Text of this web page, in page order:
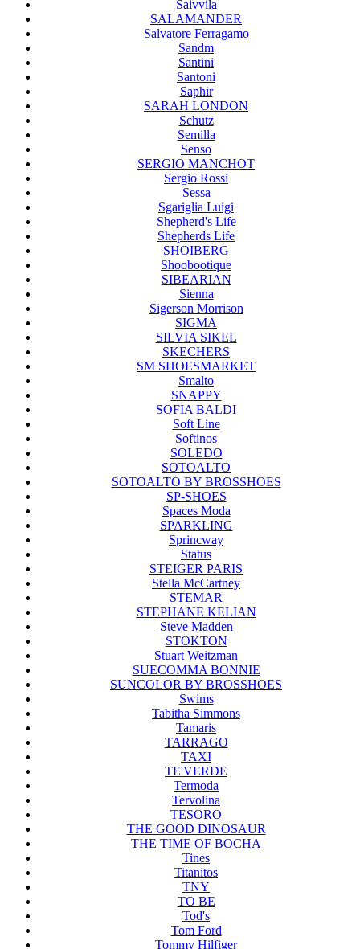
Saivvila
SALAMANDER
Salvatore Ferragamo
Sandm
Santini
Santoni
Saphir
SARAH LONDON
Schutz
Semilla
Senso
SERGIO MANCHOT
Sergio Rossi
Sessa
Sgariglia Luigi
Shepherd's Life
Shepherds Life
SHOIBERG
Shoobootique
SIBEARIAN
Sienna
Sigerson Morrison
SIGMA
SILVIA SIKEL
SKECHERS
SM SHOESMARKET
Smalto
SNAPPY
SOFIA BALDI
Soft Line
Softinos
SOLEDO
SOTOALTO
SOTOALTO BY BROSSHOES
SP-SHOES
Spaces Moda
SPARKLING
Sprincway
Status
STEIGER PARIS
Stella McCartney
STEMAR
STEPHANE KELIAN
Steve Madden
STOKTON
Stuart Weitzman
SUECOMMA BONNIE
SUNCOLOR BY BROSSHOES
Swims
Tabitha Simmons
Tamaris
TARRAGO
TAXI
TE'VERDE
Termoda
Tervolina
TESORO
THE GOOD DINOSAUR
THE TIME OF BOCHA
Tines
Titanitos
TNY
TO BE
Tod's
Tom Ford
Tommy Hilfiger